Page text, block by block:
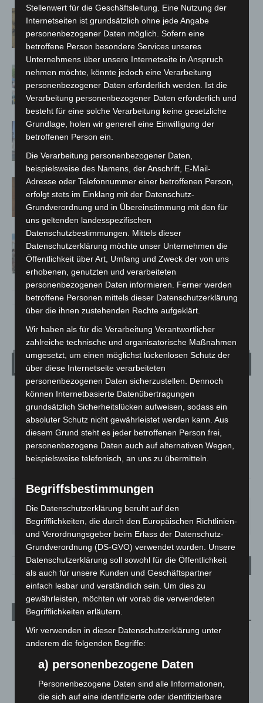
Hannover Klassik Open Air 2026:
Französische Oper im Maschpark
Blaulichtmeile Langenhagen 2026:
Polizei, Feuerwehr und Rettung
hautnah erleben
Haus der Jugend lädt zum Wünsche-
Freitag in Langenhagen ein
Late-Zoo im Erlebnis-Zoo Hannover:
Sommerabend mit The Ellingtones
Landesgartenschau Bad Nenndorf
erreicht Halbzeit mit 350.000
Besuchen
Wetter
LANGENHAGEN
Klarer Himmel
25.1°C 25.5°
24.4°
34% 2.6m/s
SA.
26°
SO.
34°
MO.
26°
DI.
23° 26°
Aktuelle Beiträge
Kunst trifft Weingenuss: Barbara-Susann Mehring zeigt ihre
Werke im Jacques’ Wein-Depot Isernhagen
8. August 2026
A2: Zweite Turbobaustelle startet zwischen Hannover-West
und Bothfeld
Stellenwert für die Geschäftsleitung. Eine Nutzung der
Internetseiten ist grundsätzlich ohne jede Angabe
personenbezogener Daten möglich. Sofern eine
betroffene Person besondere Services unseres
Unternehmens über unsere Internetseite in Anspruch
nehmen möchte, könnte jedoch eine Verarbeitung
personenbezogener Daten erforderlich werden. Ist die
Verarbeitung personenbezogener Daten erforderlich und
besteht für eine solche Verarbeitung keine gesetzliche
Grundlage, holen wir generell eine Einwilligung der
betroffenen Person ein.
Die Verarbeitung personenbezogener Daten,
beispielsweise des Namens, der Anschrift, E-Mail-
Adresse oder Telefonnummer einer betroffenen Person,
erfolgt stets im Einklang mit der Datenschutz-
Grundverordnung und in Übereinstimmung mit den für
uns geltenden landesspezifischen
Datenschutzbestimmungen. Mittels dieser
Datenschutzerklärung möchte unser Unternehmen die
Öffentlichkeit über Art, Umfang und Zweck der von uns
erhobenen, genutzten und verarbeiteten
personenbezogenen Daten informieren. Ferner werden
betroffene Personen mittels dieser Datenschutzerklärung
über die ihnen zustehenden Rechte aufgeklärt.
Wir haben als für die Verarbeitung Verantwortlicher
zahlreiche technische und organisatorische Maßnahmen
umgesetzt, um einen möglichst lückenlosen Schutz der
über diese Internetseite verarbeiteten
personenbezogenen Daten sicherzustellen. Dennoch
können Internetbasierte Datenübertragungen
grundsätzlich Sicherheitslücken aufweisen, sodass ein
absoluter Schutz nicht gewährleistet werden kann. Aus
diesem Grund steht es jeder betroffenen Person frei,
personenbezogene Daten auch auf alternativen Wegen,
beispielsweise telefonisch, an uns zu übermitteln.
Begriffsbestimmungen
Die Datenschutzerklärung beruht auf den
Begrifflichkeiten, die durch den Europäischen Richtlinien-
und Verordnungsgeber beim Erlass der Datenschutz-
Grundverordnung (DS-GVO) verwendet wurden. Unsere
Datenschutzerklärung soll sowohl für die Öffentlichkeit
als auch für unsere Kunden und Geschäftspartner
einfach lesbar und verständlich sein. Um dies zu
gewährleisten, möchten wir vorab die verwendeten
Begrifflichkeiten erläutern.
Wir verwenden in dieser Datenschutzerklärung unter
anderem die folgenden Begriffe:
a) personenbezogene Daten
Personenbezogene Daten sind alle Informationen,
die sich auf eine identifizierte oder identifizierbare